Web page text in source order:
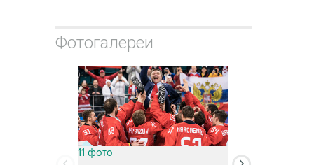
Фотогалереи
11 фото 13 фото